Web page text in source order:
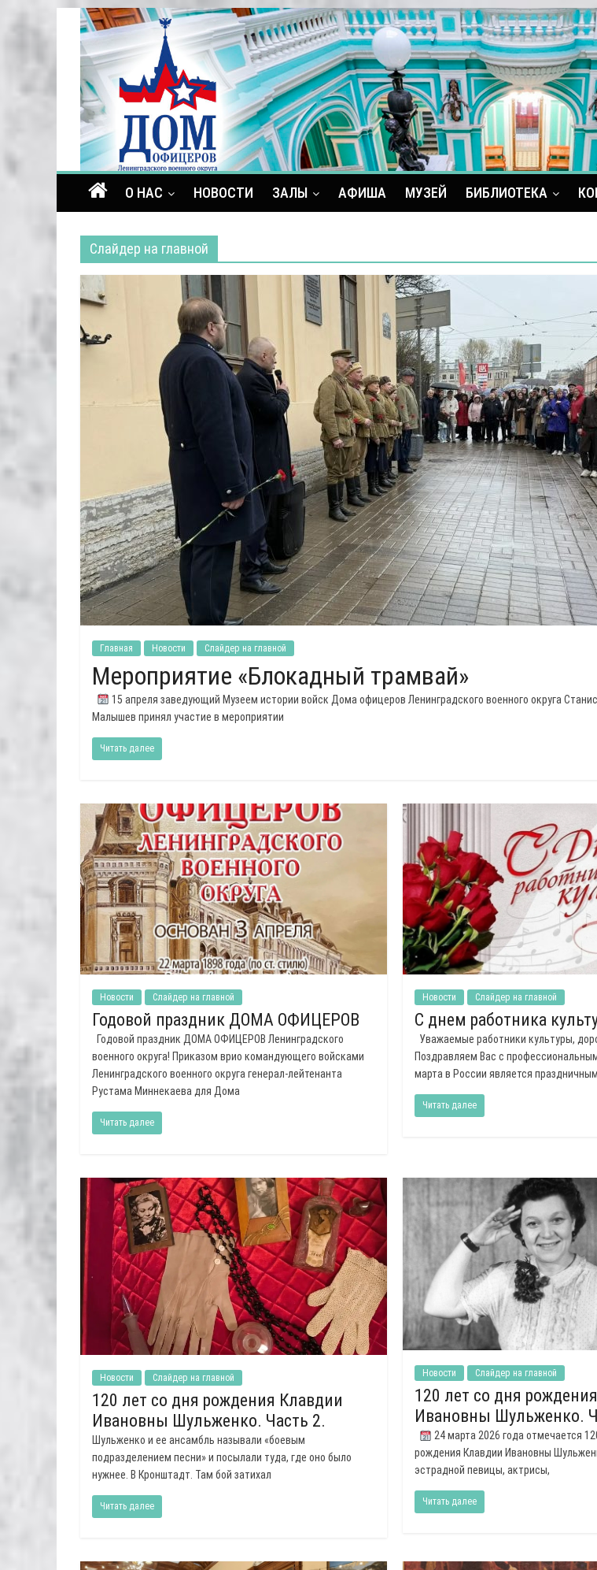
О НАС НОВОСТИ ЗАЛЫ АФИША МУЗЕЙ БИБЛИОТЕКА
Слайдер на главной
Главная Новости Слайдер на главной
Мероприятие «Блокадный трамвай»
15 апреля заведующий Музеем истории войск Дома офицеров Ленинградского военного округа
Малышев принял участие в мероприятии
Читать далее
Новости Слайдер на главной
Годовой праздник ДОМА ОФИЦЕРОВ
Годовой праздник ДОМА ОФИЦЕРОВ Ленинградского
военного округа! Приказом врио командующего войсками
Ленинградского военного округа генерал-лейтенанта
Рустама Миннекаева для Дома
Читать далее
Новости Слайдер на главной
С днем работника
Уважаемые работники культуры,
Поздравляем Вас с
марта в России является
Читать далее
Новости Слайдер на главной
120 лет со дня рождения Клавдии
Ивановны Шульженко. Часть 2.
Шульженко и ее ансамбль называли «боевым
подразделением песни» и посылали туда, где оно было
нужнее. В Кронштадт. Там бой затихал
Читать далее
Новости Слайдер на главной
120 лет со дня
Ивановны Шульженко.
24 марта 2026 года отмечается
рождения Клавдии Ивановны
эстрадной певицы, актрисы,
Читать далее